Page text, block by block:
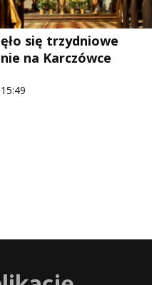
się trzydniowe
na Karczówce